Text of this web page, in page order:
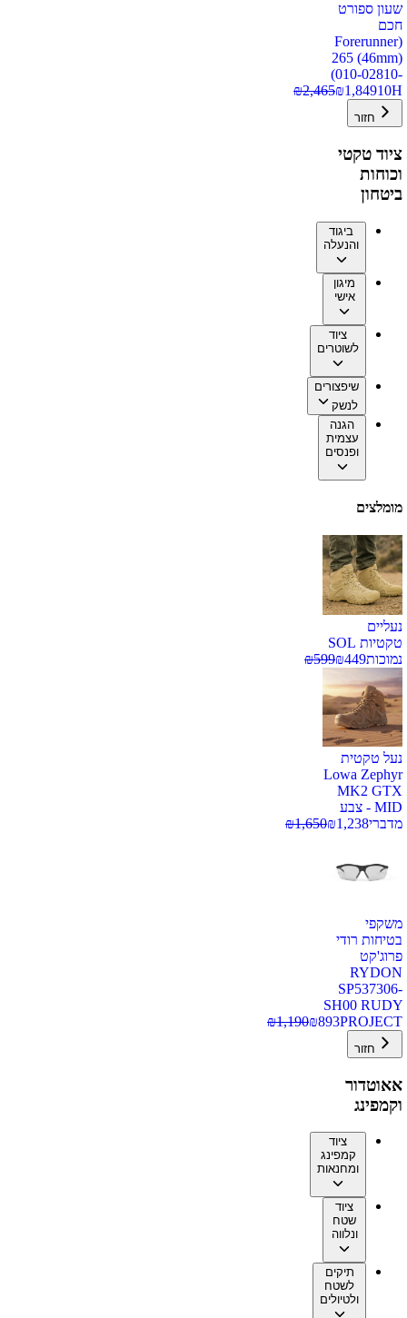
שעון ספורט
חכם
(Forerunner
265 (46mm)
(010-02810-
10H
₪1,849
₪2,465
חזור
ציוד טקטי
וכוחות
ביטחון
ביגוד
והנעלה
מיגון
אישי
ציוד
לשוטרים
שיפצורים
לנשק
הגנה
עצמית
ופנסים
מומלצים
נעליים
טקטיות SOL
נמוכות
₪449
₪599
נעל טקטית
Lowa Zephyr
MK2 GTX
MID - צבע
מדברי
₪1,238
₪1,650
משקפי
בטיחות רודי
פרוג'קט
RYDON
SP537306-
SH00 RUDY
PROJECT
₪893
₪1,190
חזור
אאוטדור
וקמפינג
ציוד
קמפינג
ומחנאות
ציוד
שטח
ונלווה
תיקים
לשטח
ולטיולים